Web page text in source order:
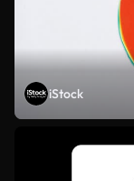
iStock